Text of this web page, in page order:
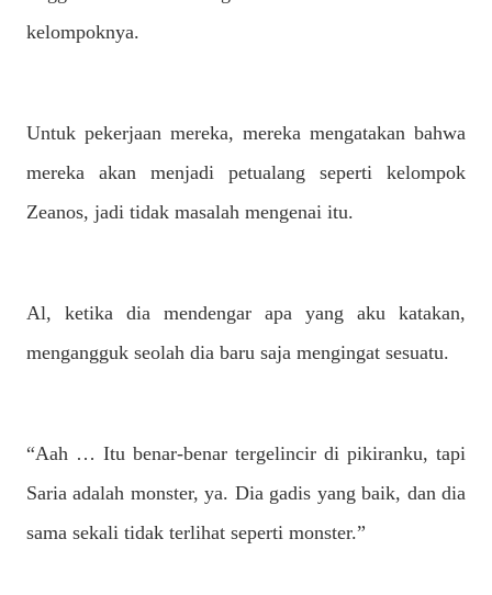
kelompoknya.
Untuk pekerjaan mereka, mereka mengatakan bahwa
mereka akan menjadi petualang seperti kelompok
Zeanos, jadi tidak masalah mengenai itu.
Al, ketika dia mendengar apa yang aku katakan,
mengangguk seolah dia baru saja mengingat sesuatu.
“Aah … Itu benar-benar tergelincir di pikiranku, tapi
Saria adalah monster, ya. Dia gadis yang baik, dan dia
sama sekali tidak terlihat seperti monster.”